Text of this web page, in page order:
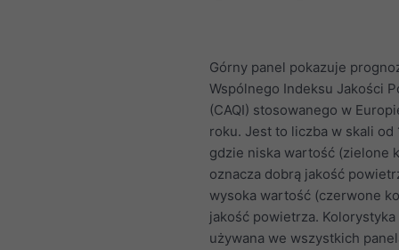
Górny panel pokazuje
Wspólnego Indeksu Jakości
(CAQI) stosowanego w
roku. Jest to liczba w skali od
gdzie niska wartość (zielone
oznacza dobrą jakość
wysoka wartość (czerwone
jakość powietrza. Kolorystyka
używana we wszystkich